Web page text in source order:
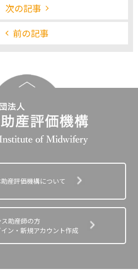
次の記事
前の記事
助産評価機構について
助産師の方
ン・新規アカウント作成